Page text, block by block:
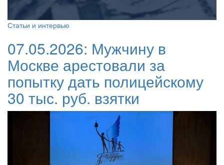
Статьи и интервью
07.05.2026: Мужчину в
Москве арестовали за
попытку дать полицейскому
30 тыс. руб. взятки